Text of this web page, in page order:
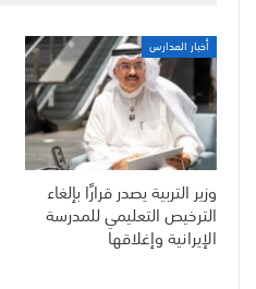
أخبار المدارس
وزير التربية يصدر قرارًا بإلغاء
الترخيص التعليمي للمدرسة
الإيرانية وإغلاقها